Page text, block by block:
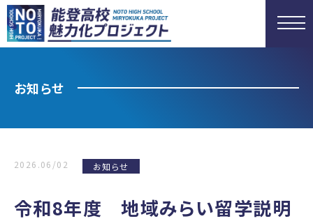
お知らせ
2026.06/02 お知らせ
令和8年度 地域みらい留学説明